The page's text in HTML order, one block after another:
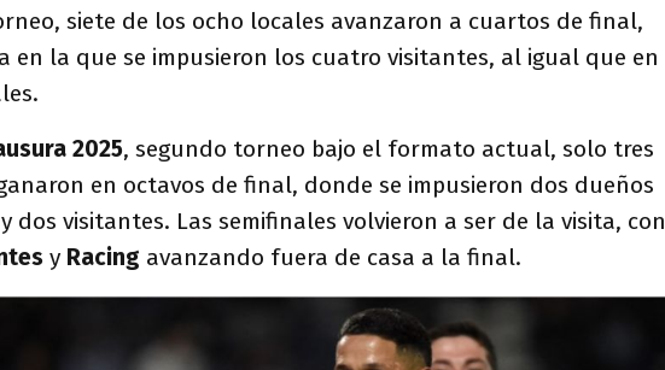
siete de los ocho locales avanzaron a cuartos de final,
en la que se impusieron los cuatro visitantes, al igual que en
2025, segundo torneo bajo el formato actual, solo tres
en octavos de final, donde se impusieron dos dueños
dos visitantes. Las semifinales volvieron a ser de la visita, con
y Racing avanzando fuera de casa a la final.